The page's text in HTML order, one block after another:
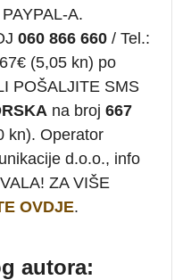
A.
060 866 660 / Tel.:
(5,05 kn) po
POŠALJITE SMS
na broj667
kn). Operator
d.o.o., info
ZA VIŠE
OVDJE.
autora: